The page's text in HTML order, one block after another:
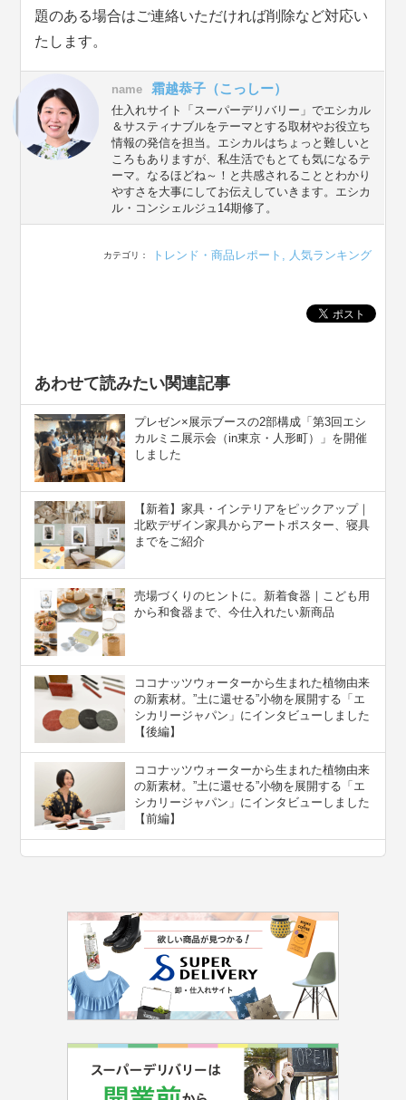
題のある場合はご連絡いただければ削除など対応い
たします。
name 霜越恭子（こっしー）
仕入れサイト「スーパーデリバリー」でエシカル
＆サスティナブルをテーマとする取材やお役立ち
情報の発信を担当。エシカルはちょっと難しいと
ころもありますが、私生活でもとても気になるテ
ーマ。なるほどね～！と共感されることとわかり
やすさを大事にしてお伝えしていきます。エシカ
ル・コンシェルジュ14期修了。
カテゴリ： トレンド・商品レポート , 人気ランキング
あわせて読みたい関連記事
プレゼン×展示ブースの2部構成「第3回エシ
カルミニ展示会（in東京・人形町）」を開催
しました
【新着】家具・インテリアをピックアップ｜
北欧デザイン家具からアートポスター、寝具
までをご紹介
売場づくりのヒントに。新着食器｜こども用
から和食器まで、今仕入れたい新商品
ココナッツウォーターから生まれた植物由来
の新素材。”⼟に還せる”小物を展開する「エ
シカリージャパン」にインタビューしました
【後編】
ココナッツウォーターから生まれた植物由来
の新素材。”⼟に還せる”小物を展開する「エ
シカリージャパン」にインタビューしました
【前編】